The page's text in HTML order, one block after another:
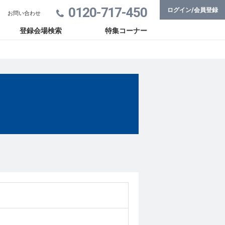
0120-717-450
登録会場検索 特集コーナー
お問い合わせ ログイン/会員登録